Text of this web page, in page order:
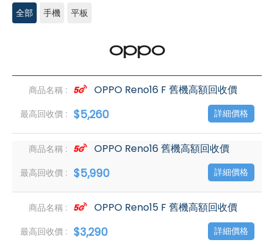
全部 手機 平板
OPPO Reno16 F 舊機高額回收價
$5,260 詳細價格
OPPO Reno16 舊機高額回收價
$5,990 詳細價格
OPPO Reno15 F 舊機高額回收價
$3,290 詳細價格